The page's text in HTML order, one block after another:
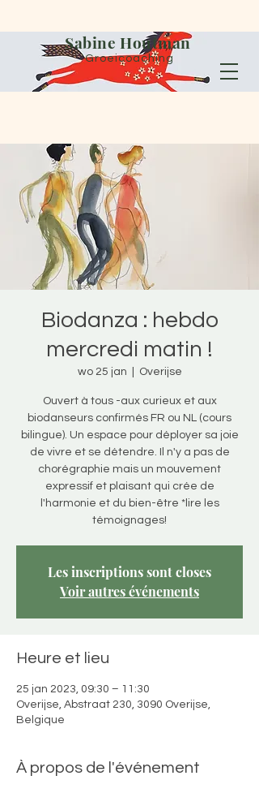
Sabine Houtman
Groeicoaching
Biodanza : hebdo
mercredi matin !
wo 25 jan Overijse
Ouvert à tous -aux curieux et aux
biodanseurs confirmés FR ou NL (cours
bilingue). Un espace pour déployer sa joie
de vivre et se détendre. Il n'y a pas de
chorégraphie mais un mouvement
expressif et plaisant qui crée de
l'harmonie et du bien-être *lire les
témoignages!
Les inscriptions sont closes
Voir autres événements
Heure et lieu
25 jan 2023, 09:30 – 11:30
Overijse, Abstraat 230, 3090 Overijse,
Belgique
À propos de l'événement